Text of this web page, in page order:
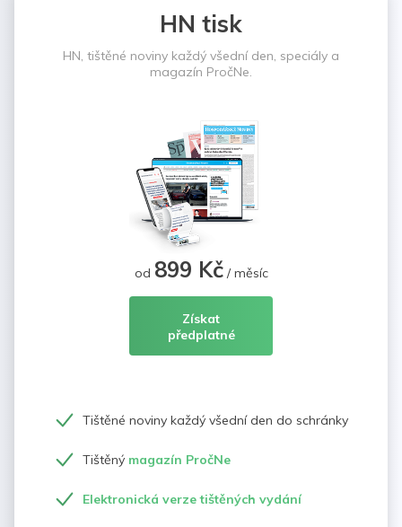
HN tisk
HN, tištěné noviny každý všední den, speciály a
magazín PročNe.
od 899 Kč/ měsíc
Získat
předplatné
Tištěné noviny každý všední den do schránky
Tištěný magazín PročNe
Elektronická verze tištěných vydání